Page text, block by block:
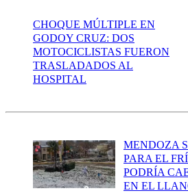
CHOQUE MÚLTIPLE EN
GODOY CRUZ: DOS
MOTOCICLISTAS FUERON
TRASLADADOS AL
HOSPITAL
MENDOZA
PARA EL
PODRÍA
EN EL